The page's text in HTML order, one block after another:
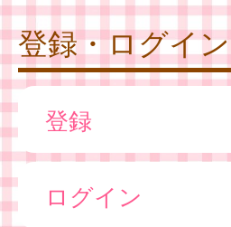
登録・ログイン
登録
ログイン